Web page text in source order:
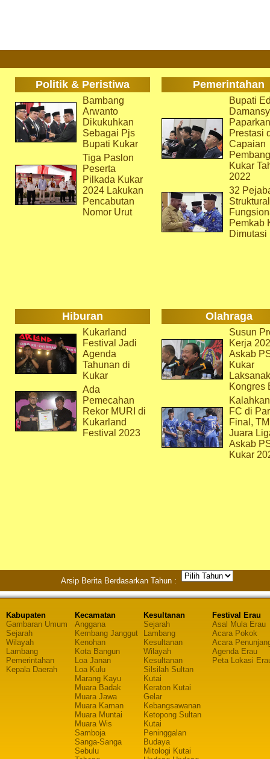
Politik & Peristiwa Pemerintahan
Bambang
Arwanto
Dikukuhkan
Sebagai Pjs
Bupati Kukar
Tiga Paslon
Peserta
Pilkada Kukar
2024 Lakukan
Pencabutan
Nomor Urut
Bupati
Paparkan
Prestasi
Capaian
Kukar
2022
32
Pemkab
Dimutasi
Hiburan Olahraga
Kukarland
Festival Jadi
Agenda
Tahunan di
Kukar
Ada
Pemecahan
Rekor MURI di
Kukarland
Festival 2023
Susun
Kerja
Askab
Kukar
Kongres
FC di
Final,
Juara
Askab
Kukar
Arsip Berita Berdasarkan Tahun :
Kabupaten
Gambaran Umum
Sejarah
Wilayah
Lambang
Pemerintahan
Kepala Daerah
Kecamatan
Anggana
Kembang Janggut
Kenohan
Kota Bangun
Loa Janan
Loa Kulu
Marang Kayu
Muara Badak
Muara Jawa
Muara Kaman
Muara Muntai
Muara Wis
Samboja
Sanga-Sanga
Sebulu
Kesultanan
Sejarah
Lambang
Kesultanan
Wilayah
Kesultanan
Silsilah Sultan
Kutai
Keraton Kutai
Gelar
Kebangsawanan
Ketopong Sultan
Kutai
Peninggalan
Budaya
Mitologi Kutai
Festival Erau
Asal Mula Erau
Acara Pokok
Acara
Agenda Erau
Peta Lokasi